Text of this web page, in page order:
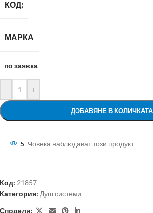
КОД:
МАРКА
по заявка
- +
ДОБАВЯНЕ В КОЛИЧКАТА
5 Човека наблюдават този продукт
Код: 21857
Категория: Душ системи
Сподели: